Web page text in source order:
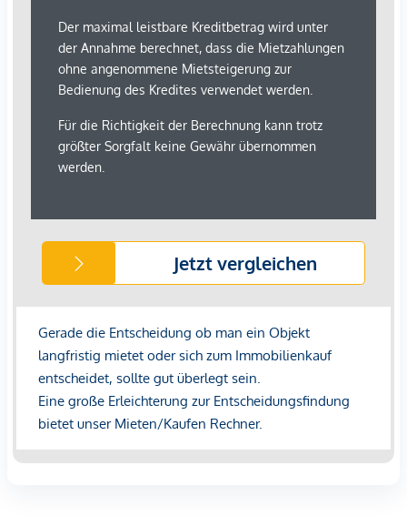
Badezimmerset in Marmoroptik
Willkommens Starter Paket: zwei Flaschen Sekt,
hochwertige Premium‑Kaffeekapseln, feinster PG Tips
Premium‑Tee, Zucker, Kaffeesahne
Seifen, hergestellt nach altem Wiener Geheimrezept,
Waschmittel und Weichspüler
besticht durch ihre intelligente Raumgestaltung mit
getrennten Räumen für Wohnen, Schlafen, Home-Office.
Die hohen Decken, Flügeltüren und Fischgrät-Parkettböden
geben der Wohnung ihr besonderes Wiener Flair. Große
Fensterflächen schaffen lichtdurchflutete Räume. Elegante
Stillmöbel gepaart, mit modernen Elementen fügen sich in
das Ambiente dieser Altbauwohnung . Hochwertige
Materialien machen diese Wohnung zu einem Altbau Juwel.
Vom Vorzimmer und Gang aus gelangen Sie zentral in alle